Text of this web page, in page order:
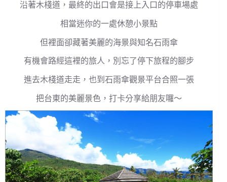
沿著木棧道，最終的出口會是接上入口的停車場處
相當迷你的一處休憩小景點
但裡面卻藏著美麗的海景與知名石雨傘
有機會路經這裡的旅人，別忘了停下旅程的腳步
進去木棧道走走，也到石雨傘觀景平台合照一張
把台東的美麗景色，打卡分享給朋友囉～